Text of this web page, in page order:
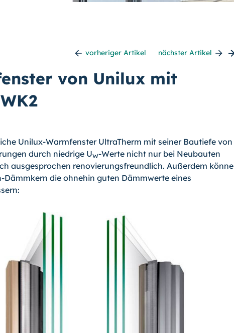
vorheriger Artikel nächster Artikel
von Unilux mit
Unilux-Warmfenster UltraTherm mit seiner Bautiefe von
durch niedrige UW-Werte nicht nur bei Neubauten
ausgesprochen renovierungsfreundlich. Außerdem könne
die ohnehin guten Dämmwerte eines